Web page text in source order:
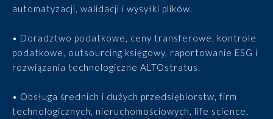
automatyzacji, walidacji i wysyłki plików.
• Doradztwo podatkowe, ceny transferowe, kontrole
podatkowe, outsourcing księgowy, raportowanie ESG i
rozwiązania technologiczne ALTOstratus.
• Obsługa średnich i dużych przedsiębiorstw, firm
technologicznych, nieruchomościowych, life science,